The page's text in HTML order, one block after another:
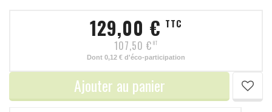
129,00 € TTC
107,50 € HT
Dont 0,12 € d'éco-participation
Ajouter au panier